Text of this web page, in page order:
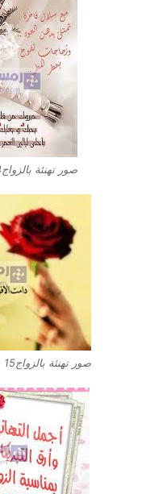
صور تهنئة بالزواج14
صور تهنئة بالزواج15